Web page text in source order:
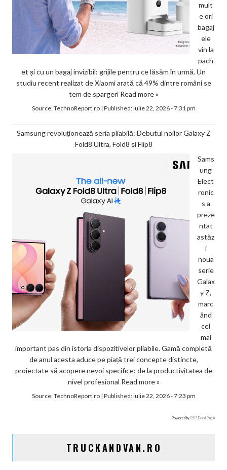
mult
e ori
bagaj
ele
vin la
pach
et și cu un bagaj invizibil: grijile pentru ce lăsăm în urmă. Un
studiu recent realizat de Xiaomi arată că 49% dintre români se
tem de spargeri Read more »
Source:TechnoReport.ro| Published:iulie 22, 2026 - 7:31 pm
Samsung revoluționează seria pliabilă: Debutul noilor Galaxy Z
Fold8 Ultra, Fold8 și Flip8
Sams
ung
Elect
ronic
s a
preze
ntat
astăz
i
noua
serie
Galax
y Z,
marc
ând
cel
mai
important pas din istoria dispozitivelor pliabile. Gamă completă
de anul acesta aduce pe piață trei concepte distincte,
proiectate să acopere nevoi specifice: de la productivitatea de
nivel profesional Read more »
Source:TechnoReport.ro| Published:iulie 22, 2026 - 7:23 pm
Powered by RSS Feed Plugin
TRUCKANDVAN.RO